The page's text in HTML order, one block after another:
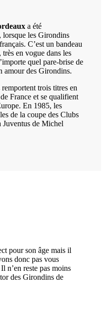
a été
lorsque les Girondins
C’est un bandeau
en vogue dans les
quel pare-brise de
amour des Girondins.
trois titres en
France et se qualifient
En 1985, les
de la coupe des Clubs
Juventus de Michel
pour son âge mais il
donc pas vous
n’en reste pas moins
des Girondins de